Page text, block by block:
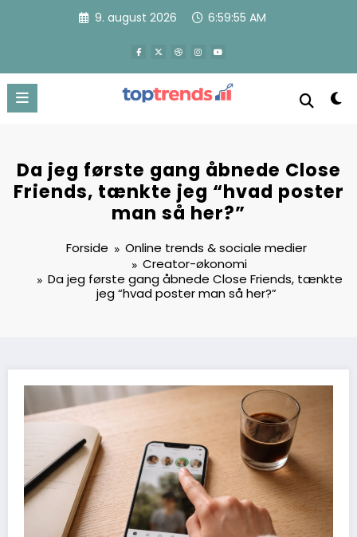
9. august 2026 6:59:57 AM
Da jeg første gang åbnede Close
Friends, tænkte jeg “hvad poster
man så her?”
Forside
Online trends & sociale medier
Creator-økonomi
Da jeg første gang åbnede Close Friends, tænkte
jeg “hvad poster man så her?”